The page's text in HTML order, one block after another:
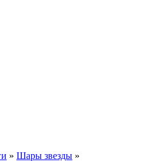
» Шары звезды »